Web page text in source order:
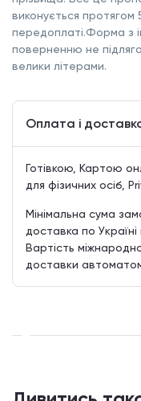
виконується протягом
передоплаті.Форма з
поверненню не
велики літерами.
Оплата і
Готівкою, Картою
для фізичних осіб,
Мінімальна сума
доставка по
Вартість
доставки